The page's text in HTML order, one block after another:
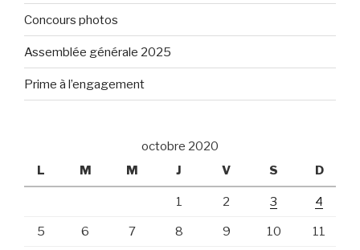
Concours photos
Assemblée générale 2025
Prime à l’engagement
octobre 2020
L
M M J V S D
1 2 3 4
5 6 7 8 9 10 11